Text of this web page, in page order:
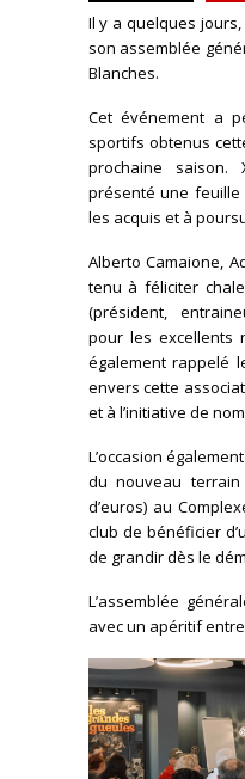
Il y a quelques
son assemblée
Blanches.
Cet événement a
sportifs obtenus
prochaine
présenté une
les acquis et à
Alberto Camaione,
tenu à féliciter
(président,
pour les excellents
également rappelé
envers cette
et à l’initiative de
L’occasion
du nouveau terrain
d’euros) au
club de bénéficier
de grandir dès le
L’assemblée
avec un apéritif